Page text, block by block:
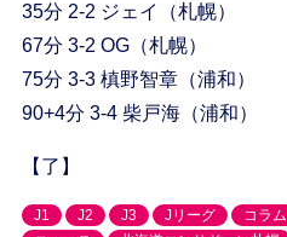
35分 2-2 ジェイ（札幌）
67分 3-2 OG（札幌）
75分 3-3 槙野智章（浦和）
90+4分 3-4 柴戸海（浦和）
【了】
J1 J2 J3 Jリーグ コラム